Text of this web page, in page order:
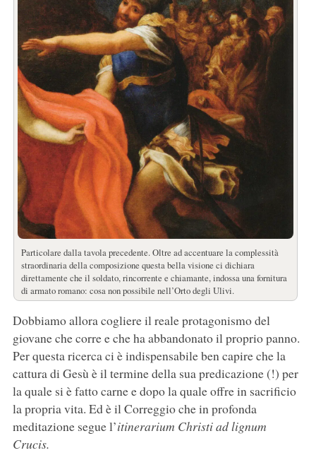
Particolare dalla tavola precedente. Oltre ad accentuare la complessità
straordinaria della composizione questa bella visione ci dichiara
direttamente che il soldato, rincorrente e chiamante, indossa una fornitura
di armato romano: cosa non possibile nell’Orto degli Ulivi.
Dobbiamo allora cogliere il reale protagonismo del
giovane che corre e che ha abbandonato il proprio panno.
Per questa ricerca ci è indispensabile ben capire che la
cattura di Gesù è il termine della sua predicazione (!) per
la quale si è fatto carne e dopo la quale offre in sacrificio
la propria vita. Ed è il Correggio che in profonda
meditazione segue l’itinerarium Christi ad lignum
Crucis.